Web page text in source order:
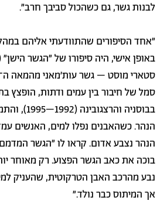
לבנות גשר, גם כשהכול סביבך חרב״.
״אחד הסיפורים שהתוודעתי אליהם
סמל של חיבור בין עמים ודתות, הופצץ
בבוסניה
הנהר. כשהאבנים נפלו למים, האנשים
הנהר נצבע אדום. קראו לו ״הגשר
בוכה את כאב הגשר הפצוע. רק מאוחר
נבע מהרכב האבן הטרקוטית, שהעניק
אך המיתוס כבר נולד.״